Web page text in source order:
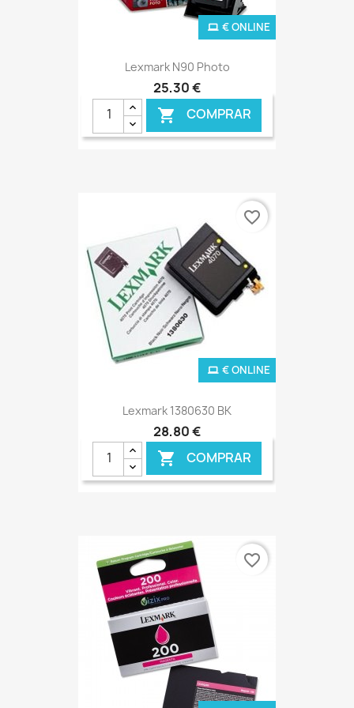
Lexmark N90 Photo
25,30 €
 COMPRAR
€ ONLINE
Lexmark 1380630 BK
28,80 €
 COMPRAR
€ ONLINE
favorite_border
favorite_border